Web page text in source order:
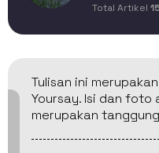
Total Artikel
Tulisan ini
Yoursay. Isi dan foto
merupakan